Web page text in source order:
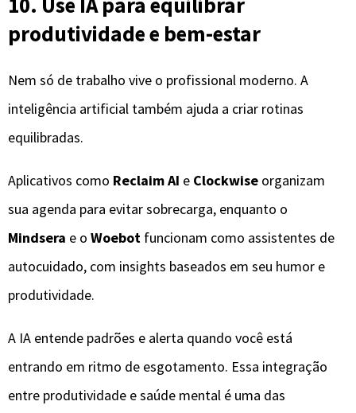
produtividade e bem-estar
Nem só de trabalho vive o profissional moderno. A
inteligência artificial também ajuda a criar rotinas
equilibradas.
Aplicativos como Reclaim AI e Clockwise organizam
sua agenda para evitar sobrecarga, enquanto o
Mindsera e o Woebot funcionam como assistentes de
autocuidado, com insights baseados em seu humor e
produtividade.
A IA entende padrões e alerta quando você está
entrando em ritmo de esgotamento. Essa integração
entre produtividade e saúde mental é uma das